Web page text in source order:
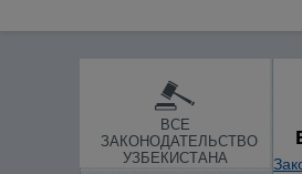
ВСЕ
ЗАКОНОДАТЕЛЬСТВО
УЗБЕКИСТАНА